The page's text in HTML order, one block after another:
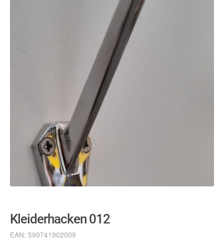
Kleiderhacken 012
EAN: 599741902009